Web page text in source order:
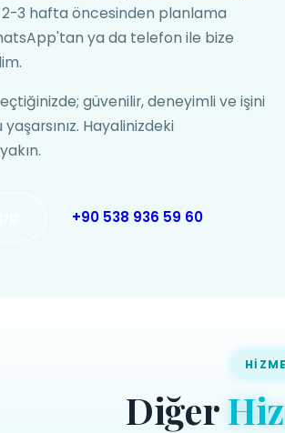
2-3 hafta öncesinden planlama
ya da telefon ile bize
güvenilir, deneyimli ve işini
Hayalinizdeki
+90 538 936 59 60
Diğer